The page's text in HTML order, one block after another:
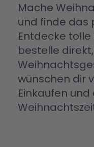
Mache
und finde das
Entdecke
bestelle
wünschen dir
Einkaufen